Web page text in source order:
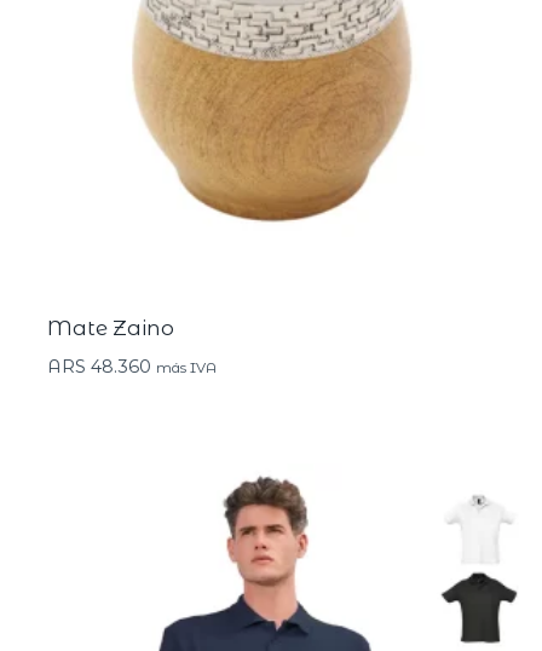
Mate Zaino
ARS 48.360 más IVA